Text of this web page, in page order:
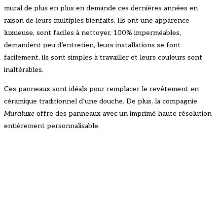
mural de plus en plus en demande ces dernières années en
raison de leurs multiples bienfaits. Ils ont une apparence
luxueuse, sont faciles à nettoyer, 100% imperméables,
demandent peu d’entretien, leurs installations se font
facilement, ils sont simples à travailler et leurs couleurs sont
inaltérables.
Ces panneaux sont idéals pour remplacer le revêtement en
céramique traditionnel d’une douche. De plus, la compagnie
Muraluxe offre des panneaux avec un imprimé haute résolution
entièrement personnalisable.